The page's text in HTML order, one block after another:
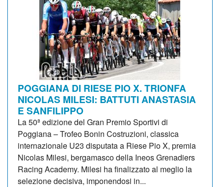
POGGIANA DI RIESE PIO X. TRIONFA
NICOLAS MILESI: BATTUTI ANASTASIA
E SANFILIPPO
La 50ª edizione del Gran Premio Sportivi di
Poggiana – Trofeo Bonin Costruzioni, classica
internazionale U23 disputata a Riese Pio X, premia
Nicolas Milesi, bergamasco della Ineos Grenadiers
Racing Academy. Milesi ha finalizzato al meglio la
selezione decisiva, imponendosi in...